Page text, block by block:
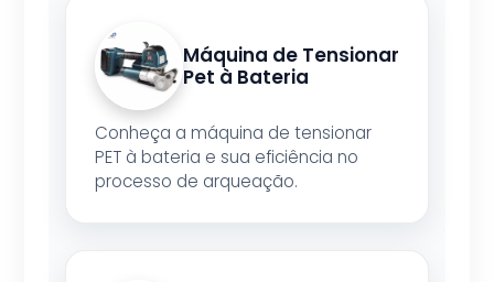
Máquina de Tensionar
Pet à Bateria
Conheça a máquina de tensionar
PET à bateria e sua eficiência no
processo de arqueação.